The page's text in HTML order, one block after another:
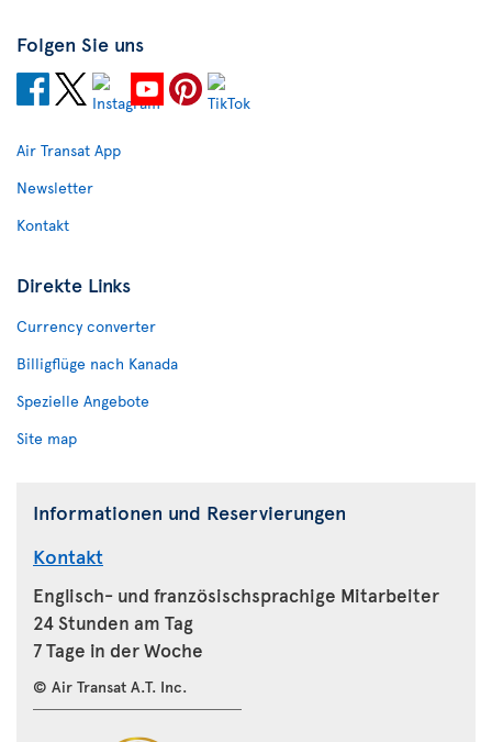
Folgen Sie uns
Air Transat App
Newsletter
Kontakt
Direkte Links
Currency converter
Billigflüge nach Kanada
Spezielle Angebote
Site map
Informationen und Reservierungen
Kontakt
Englisch- und französischsprachige Mitarbeiter
24 Stunden am Tag
7 Tage in der Woche
© Air Transat A.T. Inc.